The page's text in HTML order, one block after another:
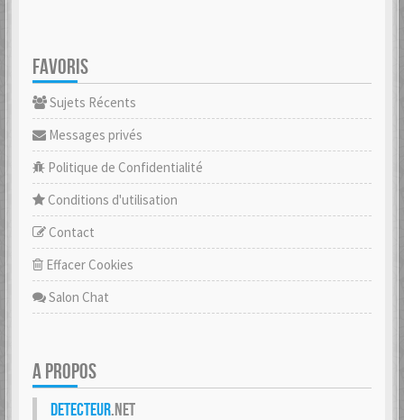
FAVORIS
Sujets Récents
Messages privés
Politique de Confidentialité
Conditions d'utilisation
Contact
Effacer Cookies
Salon Chat
A PROPOS
Detecteur.net